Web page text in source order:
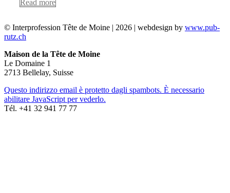
Read more
© Interprofession Tête de Moine | 2026 | webdesign by www.pub-
rutz.ch
Maison de la Tête de Moine
Le Domaine 1
2713 Bellelay, Suisse
Questo indirizzo email è protetto dagli spambots. È necessario
abilitare JavaScript per vederlo.
Tél. +41 32 941 77 77